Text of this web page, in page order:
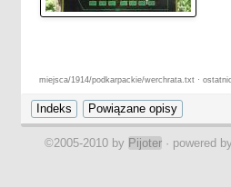
miejsca/1914/podkarpackie/werchrata.txt ·
©2005-2010 by Pijoter · powered by